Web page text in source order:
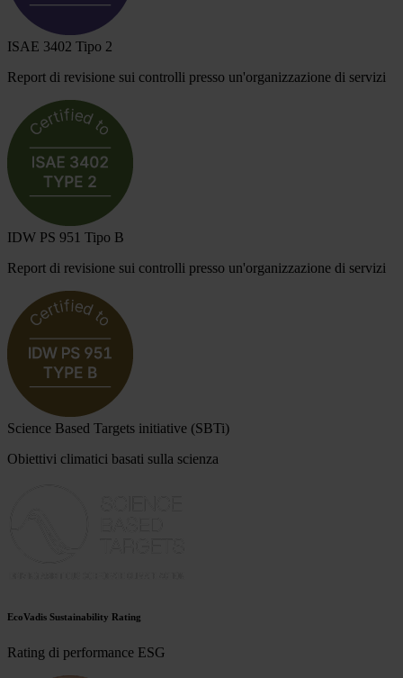
ISAE 3402 Tipo 2
Report di revisione sui controlli presso un'organizzazione di servizi
IDW PS 951 Tipo B
Report di revisione sui controlli presso un'organizzazione di servizi
Science Based Targets initiative (SBTi)
Obiettivi climatici basati sulla scienza
EcoVadis Sustainability Rating
Rating di performance ESG